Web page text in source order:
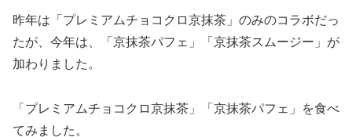
昨年は「プレミアムチョコクロ京抹茶」のみのコラボだっ
たが、今年は、「京抹茶パフェ」「京抹茶スムージー」が
加わりました。
「プレミアムチョコクロ京抹茶」「京抹茶パフェ」を食べ
てみました。